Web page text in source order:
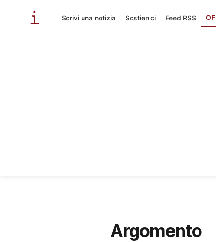
Scrivi una notizia Sostienici Feed RSS
Argomento